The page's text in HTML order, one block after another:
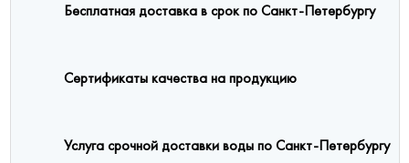
Бесплатная доставка в срок по Санкт-Петербургу
Сертификаты качества на продукцию
Услуга срочной доставки воды по Санкт-Петербургу